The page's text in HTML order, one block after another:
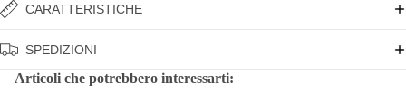
CARATTERISTICHE
SPEDIZIONI
Articoli che potrebbero interessarti: